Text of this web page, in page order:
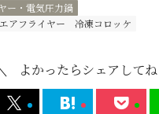
ー・電気圧力鍋
エアフライヤー 冷凍コロッケ
よかったらシェアしてね